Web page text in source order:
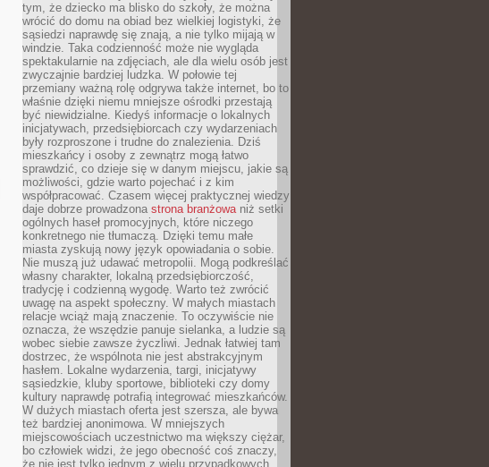
tym, że dziecko ma blisko do szkoły, że można
wrócić do domu na obiad bez wielkiej logistyki, że
sąsiedzi naprawdę się znają, a nie tylko mijają w
windzie. Taka codzienność może nie wygląda
spektakularnie na zdjęciach, ale dla wielu osób jest
zwyczajnie bardziej ludzka. W połowie tej
przemiany ważną rolę odgrywa także internet, bo to
właśnie dzięki niemu mniejsze ośrodki przestają
być niewidzialne. Kiedyś informacje o lokalnych
inicjatywach, przedsiębiorcach czy wydarzeniach
były rozproszone i trudne do znalezienia. Dziś
mieszkańcy i osoby z zewnątrz mogą łatwo
sprawdzić, co dzieje się w danym miejscu, jakie są
możliwości, gdzie warto pojechać i z kim
współpracować. Czasem więcej praktycznej wiedzy
daje dobrze prowadzona strona branżowaniż setki
ogólnych haseł promocyjnych, które niczego
konkretnego nie tłumaczą. Dzięki temu małe
miasta zyskują nowy język opowiadania o sobie.
Nie muszą już udawać metropolii. Mogą podkreślać
własny charakter, lokalną przedsiębiorczość,
tradycję i codzienną wygodę. Warto też zwrócić
uwagę na aspekt społeczny. W małych miastach
relacje wciąż mają znaczenie. To oczywiście nie
oznacza, że wszędzie panuje sielanka, a ludzie są
wobec siebie zawsze życzliwi. Jednak łatwiej tam
dostrzec, że wspólnota nie jest abstrakcyjnym
hasłem. Lokalne wydarzenia, targi, inicjatywy
sąsiedzkie, kluby sportowe, biblioteki czy domy
kultury naprawdę potrafią integrować mieszkańców.
W dużych miastach oferta jest szersza, ale bywa
też bardziej anonimowa. W mniejszych
miejscowościach uczestnictwo ma większy ciężar,
bo człowiek widzi, że jego obecność coś znaczy,
że nie jest tylko jednym z wielu przypadkowych